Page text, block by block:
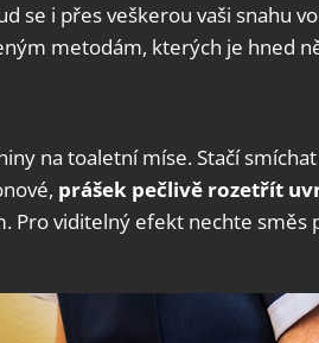
se i přes veškerou vaši snahu
metodám, kterých je hned
na toaletní míse. Stačí
prášek pečlivě rozetřít
Pro viditelný efekt nechte směs